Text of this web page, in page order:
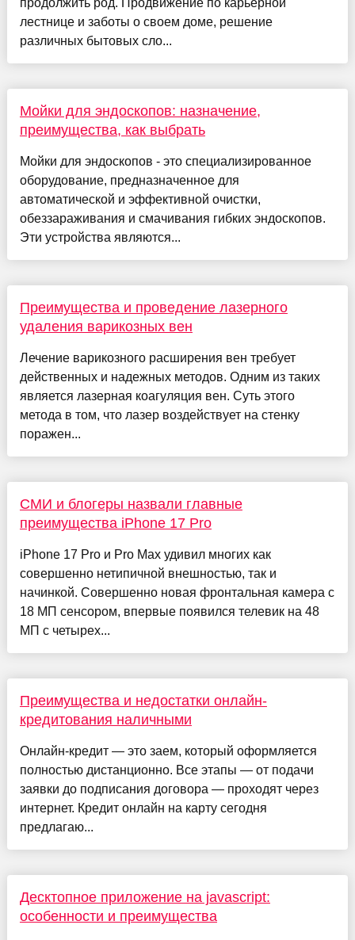
продолжить род. Продвижение по карьерной
лестнице и заботы о своем доме, решение
различных бытовых сло...
Мойки для эндоскопов: назначение,
преимущества, как выбрать
Мойки для эндоскопов - это специализированное
оборудование, предназначенное для
автоматической и эффективной очистки,
обеззараживания и смачивания гибких эндоскопов.
Эти устройства являются...
Преимущества и проведение лазерного
удаления варикозных вен
Лечение варикозного расширения вен требует
действенных и надежных методов. Одним из таких
является лазерная коагуляция вен. Суть этого
метода в том, что лазер воздействует на стенку
поражен...
СМИ и блогеры назвали главные
преимущества iPhone 17 Pro
iPhone 17 Pro и Pro Max удивил многих как
совершенно нетипичной внешностью, так и
начинкой. Совершенно новая фронтальная камера с
18 МП сенсором, впервые появился телевик на 48
МП с четырех...
Преимущества и недостатки онлайн-
кредитования наличными
Онлайн-кредит — это заем, который оформляется
полностью дистанционно. Все этапы — от подачи
заявки до подписания договора — проходят через
интернет. Кредит онлайн на карту сегодня
предлагаю...
Десктопное приложение на jаvascript:
особенности и преимущества